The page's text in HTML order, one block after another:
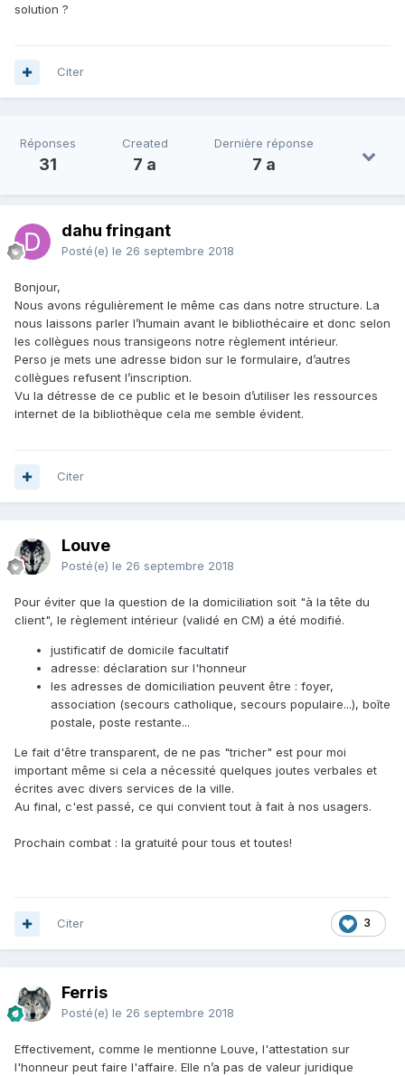
solution ?
Citer
Réponses
31
Created
7 a
Dernière réponse
7 a
dahu fringant
Posté(e) le 26 septembre 2018
Bonjour,
Nous avons régulièrement le même cas dans notre structure. La
nous laissons parler l’humain avant le bibliothécaire et donc selon
les collègues nous transigeons notre règlement intérieur.
Perso je mets une adresse bidon sur le formulaire, d’autres
collègues refusent l’inscription.
Vu la détresse de ce public et le besoin d’utiliser les ressources
internet de la bibliothèque cela me semble évident.
Citer
Louve
Posté(e) le 26 septembre 2018
Pour éviter que la question de la domiciliation soit "à la tête du
client", le règlement intérieur (validé en CM) a été modifié.
justificatif de domicile facultatif
adresse: déclaration sur l'honneur
les adresses de domiciliation peuvent être : foyer,
association (secours catholique, secours populaire...), boîte
postale, poste restante...
Le fait d'être transparent, de ne pas "tricher" est pour moi
important même si cela a nécessité quelques joutes verbales et
écrites avec divers services de la ville.
Au final, c'est passé, ce qui convient tout à fait à nos usagers.
Prochain combat : la gratuité pour tous et toutes!
3
Citer
Ferris
Posté(e) le 26 septembre 2018
Effectivement, comme le mentionne Louve, l'attestation sur
l'honneur peut faire l'affaire. Elle n’a pas de valeur juridique